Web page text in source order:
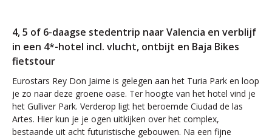
4, 5 of 6-daagse stedentrip naar Valencia en verblijf
in een 4*-hotel incl. vlucht, ontbijt en Baja Bikes
fietstour
Eurostars Rey Don Jaime is gelegen aan het Turia Park en loop
je zo naar deze groene oase. Ter hoogte van het hotel vind je
het Gulliver Park. Verderop ligt het beroemde Ciudad de las
Artes. Hier kun je je ogen uitkijken over het complex,
bestaande uit acht futuristische gebouwen. Na een fijne